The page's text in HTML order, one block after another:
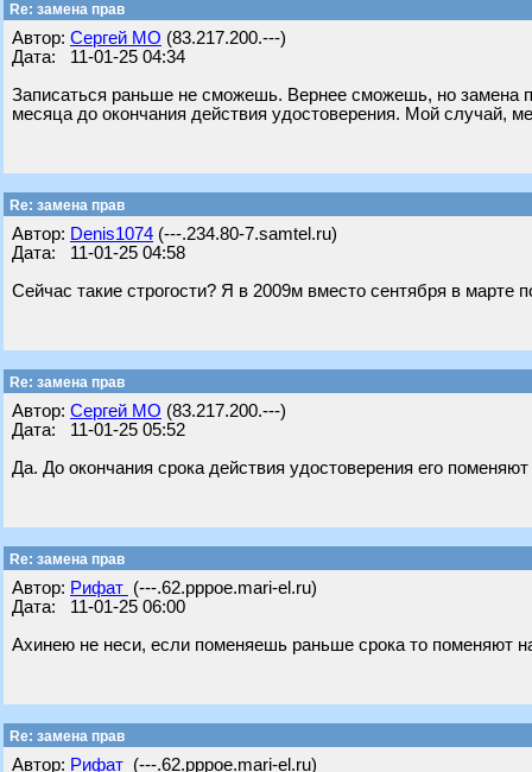
Re: замена прав
Автор: Сергей МО (83.217.200.---)
Дата: 11-01-25 04:34
Записаться раньше не сможешь. Вернее сможешь, но замена
месяца до окончания действия удостоверения. Мой случай,
Re: замена прав
Автор: Denis1074 (---.234.80-7.samtel.ru)
Дата: 11-01-25 04:58
Сейчас такие строгости? Я в 2009м вместо сентября в марте
Re: замена прав
Автор: Сергей МО (83.217.200.---)
Дата: 11-01-25 05:52
Да. До окончания срока действия удостоверения его
Re: замена прав
Автор: Рифат (---.62.pppoe.mari-el.ru)
Дата: 11-01-25 06:00
Ахинею не неси, если поменяешь раньше срока то поменяют
Re: замена прав
Автор: Рифат (---.62.pppoe.mari-el.ru)